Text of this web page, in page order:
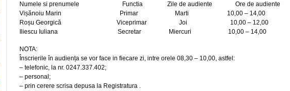
Numele si prenumele Functia Zile de audiente Ore de audiente
Vișănoiu Marin Primar Marti 10,00 – 14,00
Roșu Georgică Viceprimar Joi 10,00 – 12,00
Iliescu Iuliana Secretar Miercuri 10,00 – 14,00
NOTA:
Înscrierile în audiența se vor face in fiecare zi, intre orele 08,30 – 10,00, astfel:
– telefonic, la nr. 0247.337.402;
– personal;
– prin cerere scrisa depusa la Registratura .